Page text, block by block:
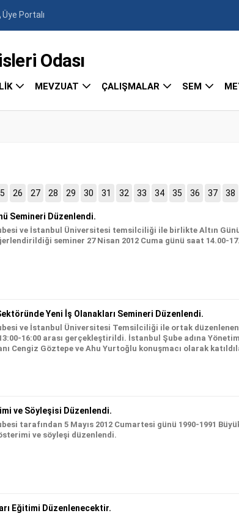
Üye Portalı
Odası
MEVZUAT ÇALIŞMALAR SEM
26 27 28 29 30 31 32 33 34 35 36 37 38
Semineri Düzenlendi.
ve İstanbul Üniversitesi temsilciliği ile birlikte Altın
seminer 27 Nisan 2012 Cuma günü saat 14.00-
Yeni İş Olanakları Semineri Düzenlendi.
ve İstanbul Üniversitesi Temsilciliği ile ortak
16:00 arası gerçekleştirildi. İstanbul Şube adına
Cengiz Göztepe ve Ahu Yurtoğlu konuşmacı olarak
ve Söyleşisi Düzenlendi.
tarafından 5 Mayıs 2012 Cumartesi günü 1990-1991
ve söyleşi düzenlendi.
Eğitimi Düzenlenecektir.